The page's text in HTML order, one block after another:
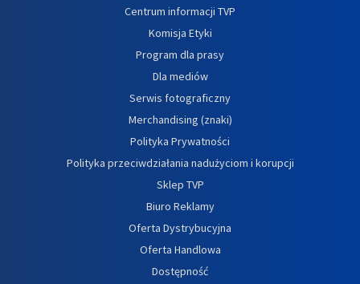
Centrum informacji TVP
Komisja Etyki
Program dla prasy
Dla mediów
Serwis fotograficzny
Merchandising (znaki)
Polityka Prywatności
Polityka przeciwdziałania nadużyciom i korupcji
Sklep TVP
Biuro Reklamy
Oferta Dystrybucyjna
Oferta Handlowa
Dostępność